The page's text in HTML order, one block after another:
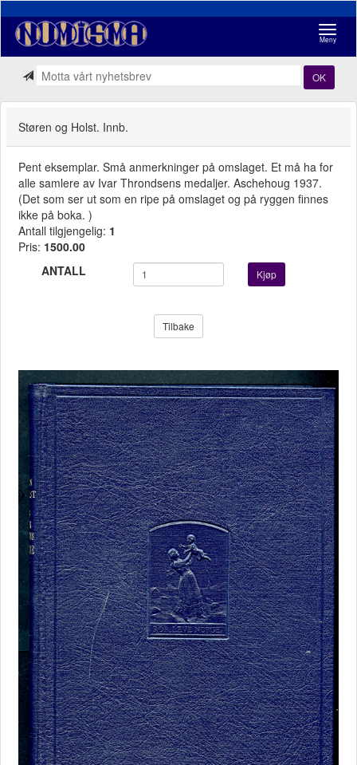
Meny
OK
Støren og Holst. Innb.
Pent eksemplar. Små anmerkninger på omslaget. Et må ha for
alle samlere av Ivar Throndsens medaljer. Aschehoug 1937.
(Det som ser ut som en ripe på omslaget og på ryggen finnes
ikke på boka. )
Antall tilgjengelig: 1
Pris: 1500.00
ANTALL
Kjøp
Tilbake